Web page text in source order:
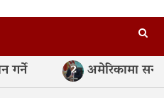
अमेरिकामा सन्तान